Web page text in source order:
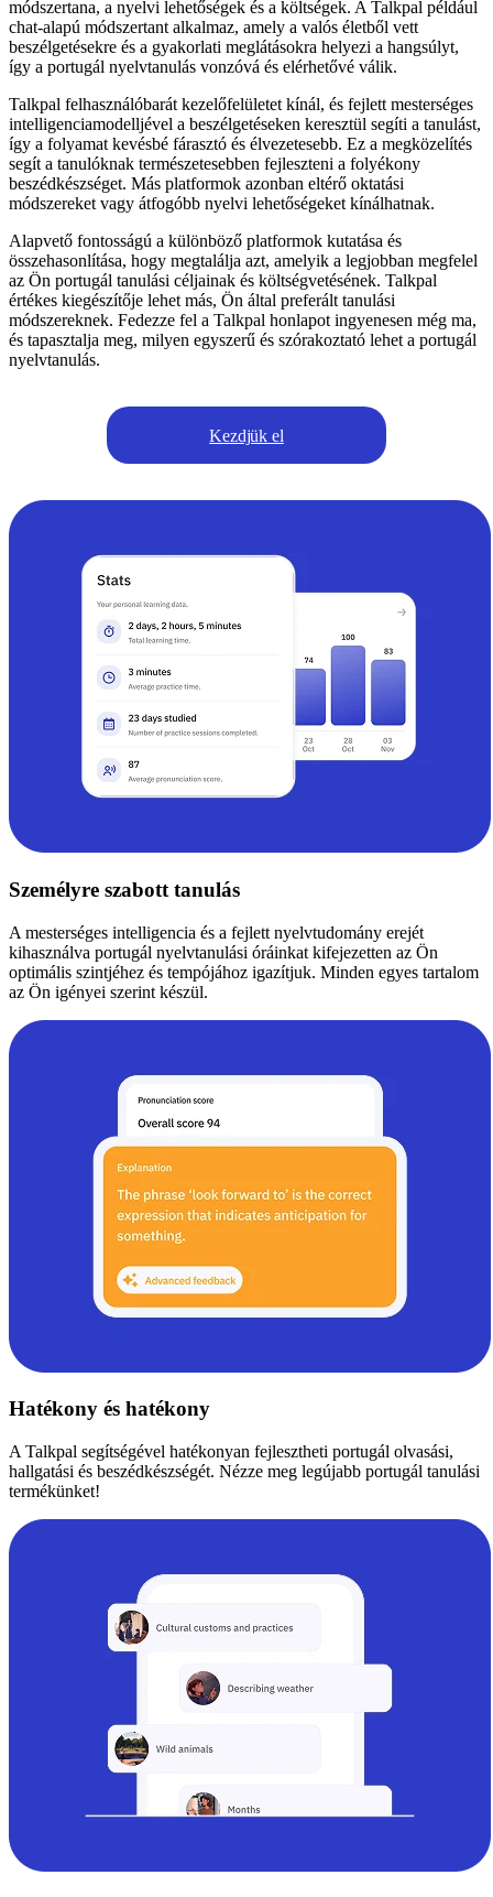
módszertana, a nyelvi lehetőségek és a költségek. A Talkpal például
chat-alapú módszertant alkalmaz, amely a valós életből vett
beszélgetésekre és a gyakorlati meglátásokra helyezi a hangsúlyt,
így a portugál nyelvtanulás vonzóvá és elérhetővé válik.
Talkpal felhasználóbarát kezelőfelületet kínál, és fejlett mesterséges
intelligenciamodelljével a beszélgetéseken keresztül segíti a tanulást,
így a folyamat kevésbé fárasztó és élvezetesebb. Ez a megközelítés
segít a tanulóknak természetesebben fejleszteni a folyékony
beszédkészséget. Más platformok azonban eltérő oktatási
módszereket vagy átfogóbb nyelvi lehetőségeket kínálhatnak.
Alapvető fontosságú a különböző platformok kutatása és
összehasonlítása, hogy megtalálja azt, amelyik a legjobban megfelel
az Ön portugál tanulási céljainak és költségvetésének. Talkpal
értékes kiegészítője lehet más, Ön által preferált tanulási
módszereknek. Fedezze fel a Talkpal honlapot ingyenesen még ma,
és tapasztalja meg, milyen egyszerű és szórakoztató lehet a portugál
nyelvtanulás.
Kezdjük el
Személyre szabott tanulás
A mesterséges intelligencia és a fejlett nyelvtudomány erejét
kihasználva portugál nyelvtanulási óráinkat kifejezetten az Ön
optimális szintjéhez és tempójához igazítjuk. Minden egyes tartalom
az Ön igényei szerint készül.
Hatékony és hatékony
A Talkpal segítségével hatékonyan fejlesztheti portugál olvasási,
hallgatási és beszédkészségét. Nézze meg legújabb portugál tanulási
termékünket!